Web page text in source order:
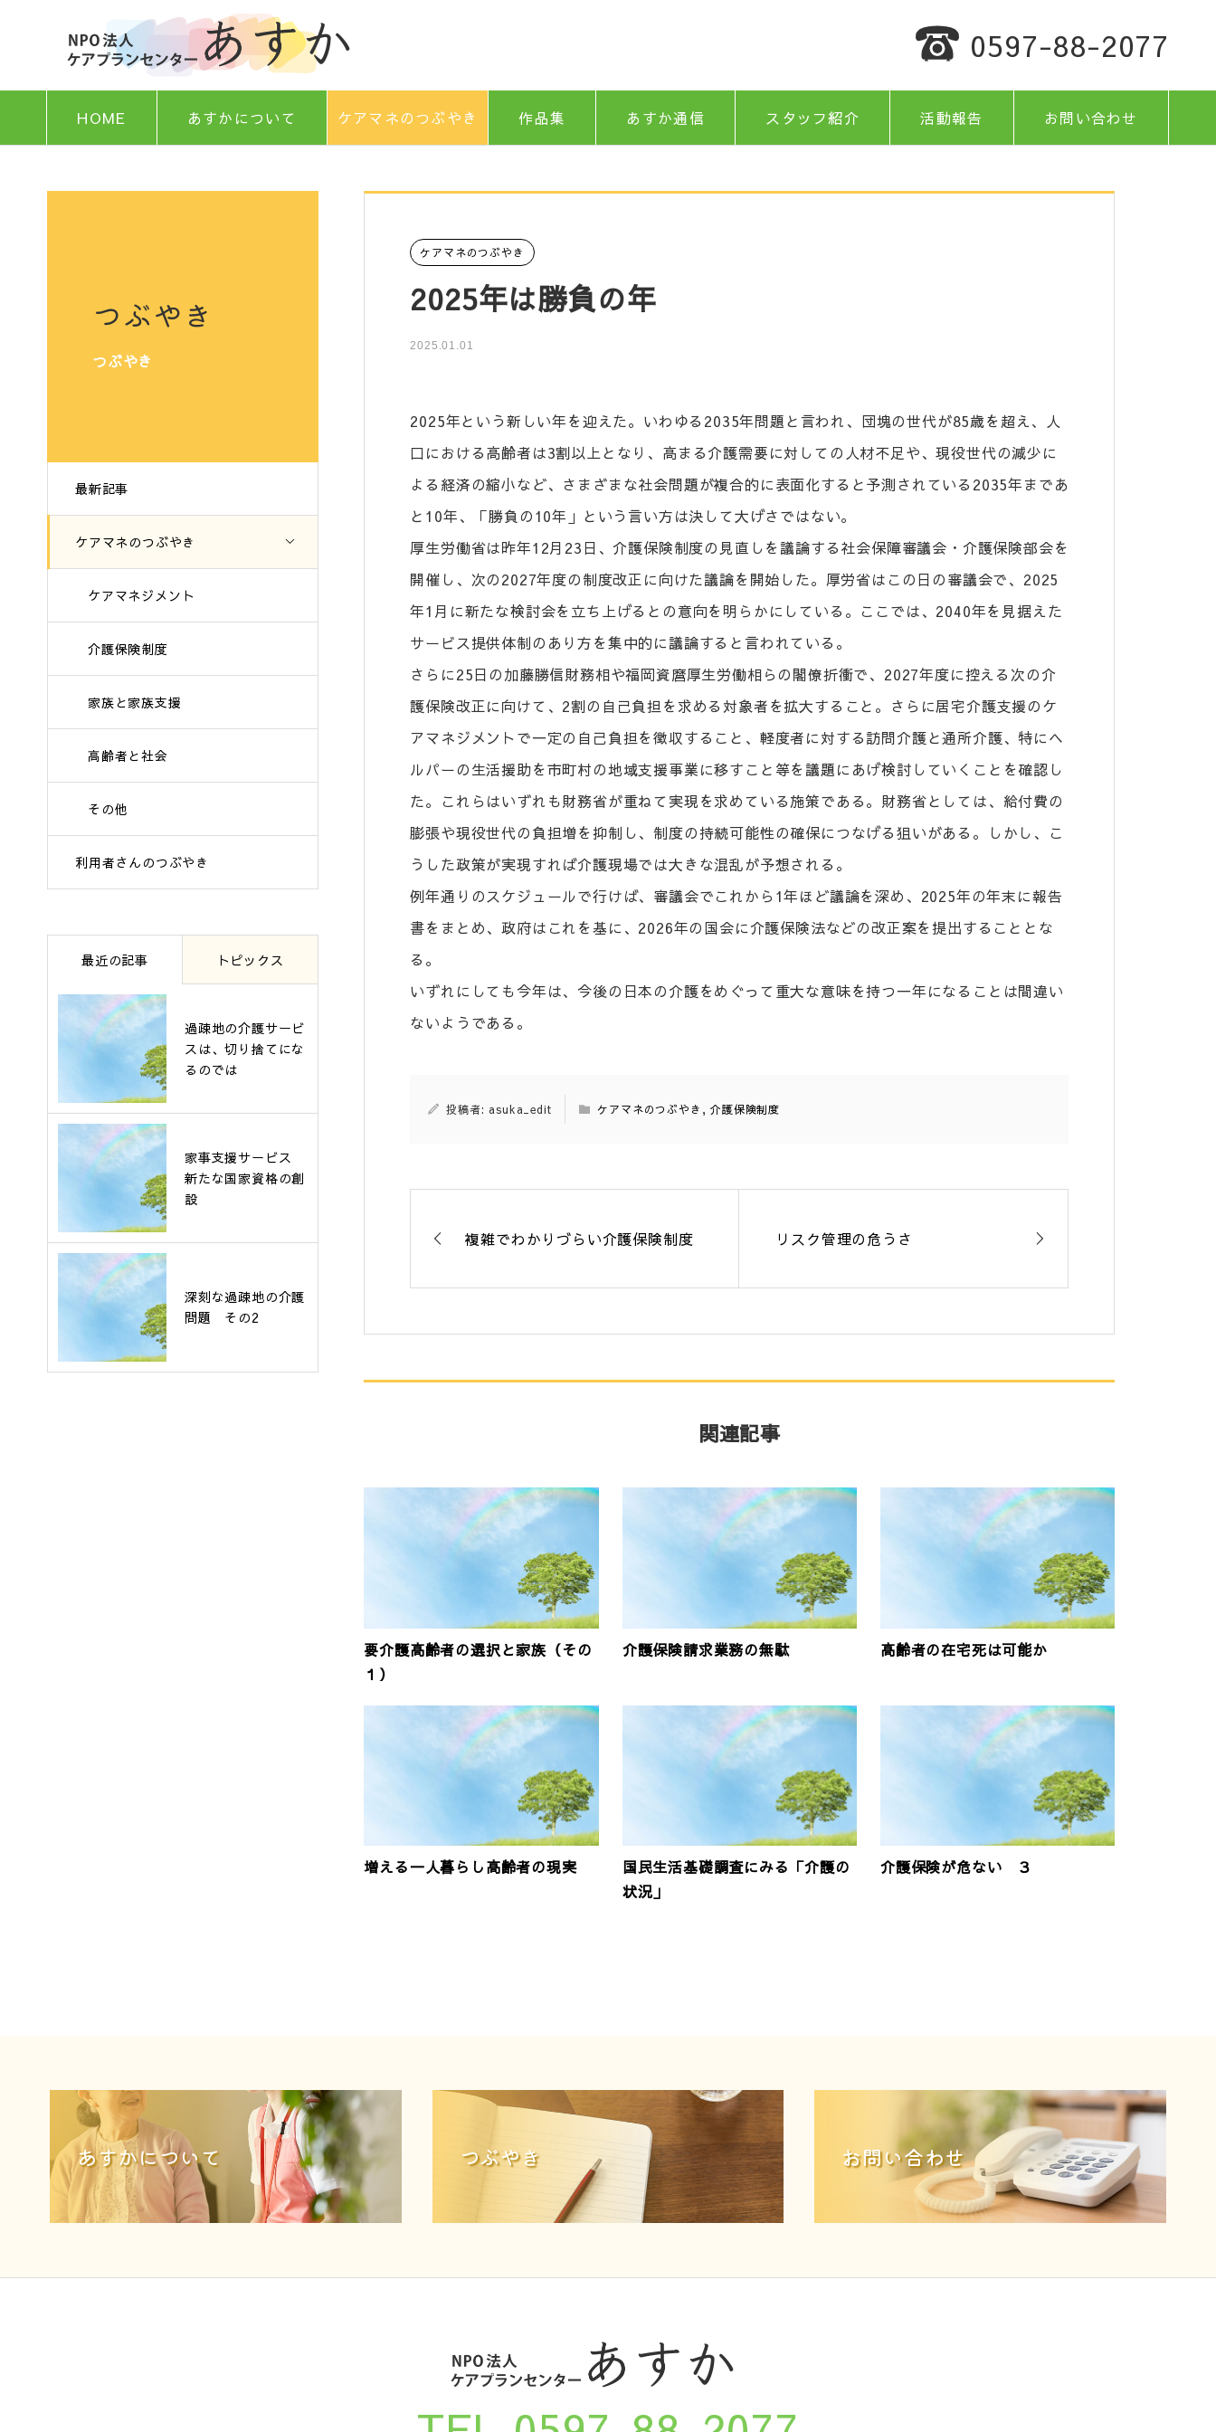
0597-88-2077
HOME あすかについて ケアマネのつぶやき 作品集 あすか通信 スタッフ紹介 活動報告 お問い合わせ
つぶやき
つぶやき
最新記事
ケアマネのつぶやき
ケアマネジメント
介護保険制度
家族と家族支援
高齢者と社会
その他
利用者さんのつぶやき
ケアマネのつぶやき
2025年は勝負の年
2025.01.01
2025年という新しい年を迎えた。いわゆる2035年問題と言われ、団塊の世代が85歳を超え、人
口における高齢者は3割以上となり、高まる介護需要に対しての人材不足や、現役世代の減少に
よる経済の縮小など、さまざまな社会問題が複合的に表面化すると予測されている2035年まであ
と10年、「勝負の10年」という言い方は決して大げさではない。
厚生労働省は昨年12月23日、介護保険制度の見直しを議論する社会保障審議会・介護保険部会を
開催し、次の2027年度の制度改正に向けた議論を開始した。厚労省はこの日の審議会で、2025
年1月に新たな検討会を立ち上げるとの意向を明らかにしている。ここでは、2040年を見据えた
サービス提供体制のあり方を集中的に議論すると言われている。
さらに25日の加藤勝信財務相や福岡資麿厚生労働相らの閣僚折衝で、2027年度に控える次の介
護保険改正に向けて、2割の自己負担を求める対象者を拡大すること。さらに居宅介護支援のケ
アマネジメントで一定の自己負担を徴収すること、軽度者に対する訪問介護と通所介護、特にヘ
ルパーの生活援助を市町村の地域支援事業に移すこと等を議題にあげ検討していくことを確認し
た。これらはいずれも財務省が重ねて実現を求めている施策である。財務省としては、給付費の
膨張や現役世代の負担増を抑制し、制度の持続可能性の確保につなげる狙いがある。しかし、こ
うした政策が実現すれば介護現場では大きな混乱が予想される。
例年通りのスケジュールで行けば、審議会でこれから1年ほど議論を深め、2025年の年末に報告
書をまとめ、政府はこれを基に、2026年の国会に介護保険法などの改正案を提出することとな
る。
いずれにしても今年は、今後の日本の介護をめぐって重大な意味を持つ一年になることは間違い
ないようである。
投稿者: asuka_edit ケアマネのつぶやき ,介護保険制度
複雑でわかりづらい介護保険制度 リスク管理の危うさ
関連記事
要介護高齢者の選択と家族（その
１）
介護保険請求業務の無駄 高齢者の在宅死は可能か
増える一人暮らし高齢者の現実
国民生活基礎調査にみる「介護の
状況」
介護保険が危ない ３
最近の記事 トピックス
過疎地の介護サービ
スは、切り捨てにな
るのでは
家事支援サービス
新たな国家資格の創
設
深刻な過疎地の介護
問題 その2
あすかについて つぶやき お問い合わせ